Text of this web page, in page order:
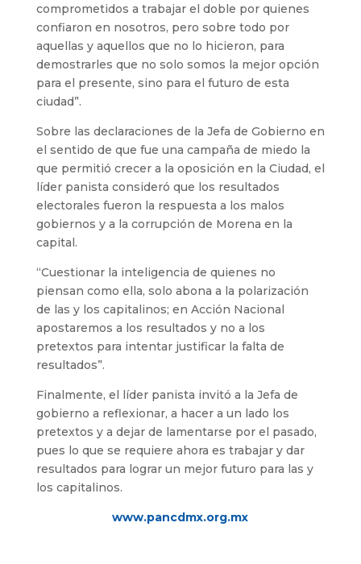
comprometidos a trabajar el doble por quienes
confiaron en nosotros, pero sobre todo por
aquellas y aquellos que no lo hicieron, para
demostrarles que no solo somos la mejor opción
para el presente, sino para el futuro de esta
ciudad”.
Sobre las declaraciones de la Jefa de Gobierno en
el sentido de que fue una campaña de miedo la
que permitió crecer a la oposición en la Ciudad, el
líder panista consideró que los resultados
electorales fueron la respuesta a los malos
gobiernos y a la corrupción de Morena en la
capital.
“Cuestionar la inteligencia de quienes no
piensan como ella, solo abona a la polarización
de las y los capitalinos; en Acción Nacional
apostaremos a los resultados y no a los
pretextos para intentar justificar la falta de
resultados”.
Finalmente, el líder panista invitó a la Jefa de
gobierno a reflexionar, a hacer a un lado los
pretextos y a dejar de lamentarse por el pasado,
pues lo que se requiere ahora es trabajar y dar
resultados para lograr un mejor futuro para las y
los capitalinos.
www.pancdmx.org.mx